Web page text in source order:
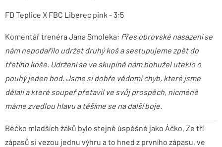
FD Teplice X FBC Liberec pink - 3:5
Komentář trenéra Jana Smoleka: Přes obrovské nasazení se
nám nepodařilo udržet druhý koš a sestupujeme zpět do
třetího koše. Udržení se ve skupině nám bohužel uteklo o
pouhý jeden bod. Jsme si dobře vědomi chyb, které jsme
dělali a které soupeř přetavil ve svůj prospěch, nicméně
máme zvedlou hlavu a těšíme se na další boje.
Béčko mladších žáků bylo stejně úspěšné jako Áčko. Ze tří
zápasů si vezou jednu výhru a to hned z prvního zápasu, ve